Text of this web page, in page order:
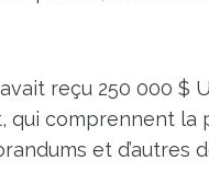
reçu 250 000 $
qui comprennent la
et d’autres